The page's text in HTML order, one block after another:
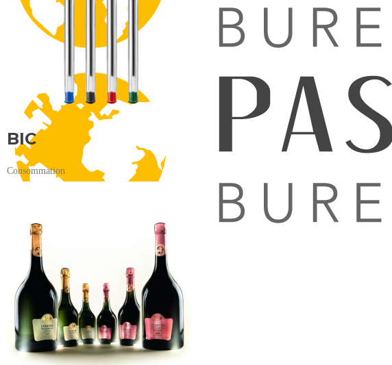
BIC
Consommation